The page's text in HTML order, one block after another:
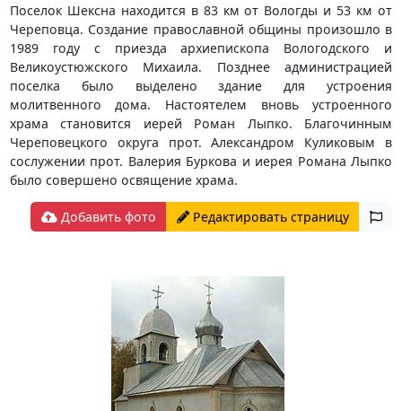
Поселок Шексна находится в 83 км от Вологды и 53 км от
Череповца. Создание православной общины произошло в
1989 году с приезда архиепископа Вологодского и
Великоустюжского Михаила. Позднее администрацией
поселка было выделено здание для устроения
молитвенного дома. Настоятелем вновь устроенного
храма становится иерей Роман Лыпко. Благочинным
Череповецкого округа прот. Александром Куликовым в
сослужении прот. Валерия Буркова и иерея Романа Лыпко
было совершено освящение храма.
Добавить фото Редактировать страницу